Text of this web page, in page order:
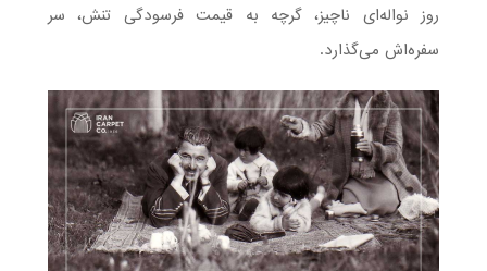
روز نواله‌‌ای ناچیز، گرچه به قیمت فرسودگی تنش، سر
سفره‌اش می‌گذارد.